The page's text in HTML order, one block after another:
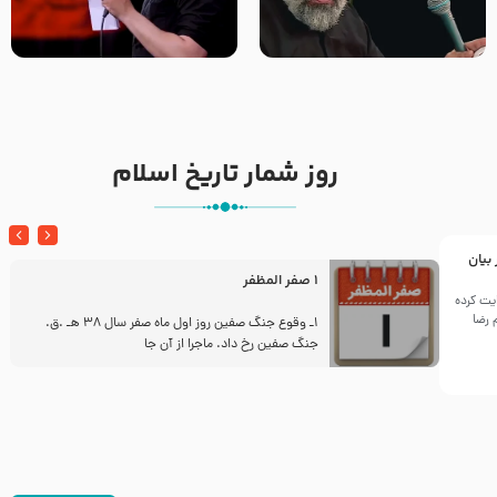
مادر منم مثل تو خمیدم – حاج
محمود کریمی – شهادت حضرت
تک ، عبّاس، صاحب دل‌هاست –
حاج حنیف طاهری – عزاداری شب
کرده
رضا
روز شمار تاریخ اسلام
1 صفر المظفر
1ـ وقوع جنگ صفین روز اول ماه صفر سال 38 هـ .ق.
جنگ صفین رخ داد. ماجرا از آن جا